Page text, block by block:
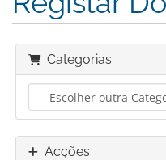
Categorias
Acções